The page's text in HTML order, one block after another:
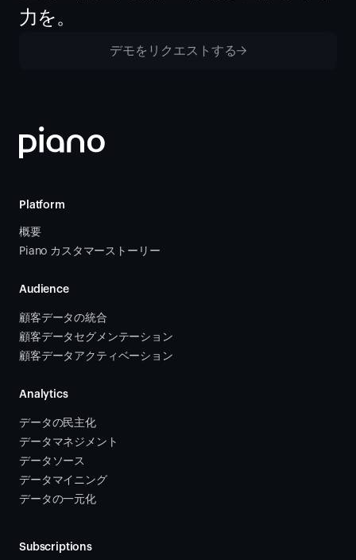
力を。
デモをリクエストする
Platform
概要
Piano カスタマーストーリー
Audience
顧客データの統合
顧客データセグメンテーション
顧客データアクティベーション
Analytics
データの民主化
データマネジメント
データソース
データマイニング
データの一元化
Subscriptions